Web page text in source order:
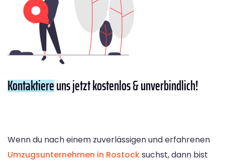
Kontaktiereuns jetzt kostenlos & unverbindlich!
Wenn du nach einem zuverlässigen und erfahrenen
Umzugsunternehmen in Rostocksuchst, dann bist